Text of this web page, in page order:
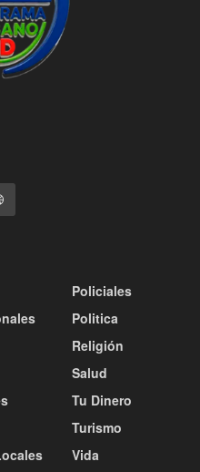
Policiales
Politica
Religión
Salud
Tu Dinero
Turismo
Vida